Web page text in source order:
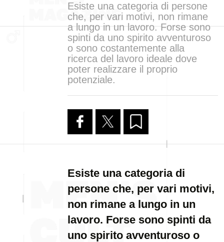
Esiste una categoria di persone
che, per vari motivi, non rimane
a lungo in un lavoro. Forse sono
spinti da uno spirito avventuroso
o sono costantemente alla
ricerca del lavoro ideale dove
poter realizzare il proprio
potenziale.
Esiste una categoria di
persone che, per vari motivi,
non rimane a lungo in un
lavoro. Forse sono spinti da
uno spirito avventuroso o